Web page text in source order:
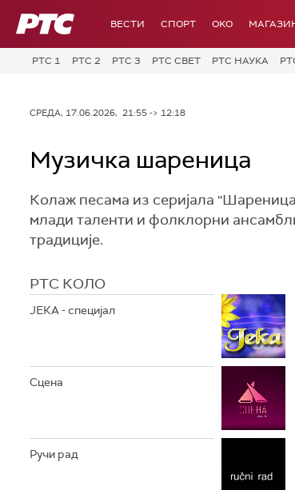
РТС ВЕСТИ СПОРТ OKO
РТС 1 РТС 2 РТС 3 РТС СВЕТ РТС НАУКА
СРЕДА, 17.06.2026, 21:55 -> 12:18
Музичка шареница
Колаж песама из серијала
млади таленти и фолклорни
традиције.
РТС КОЛО
ЈЕКА - специјал
Сцена
Ручи рад